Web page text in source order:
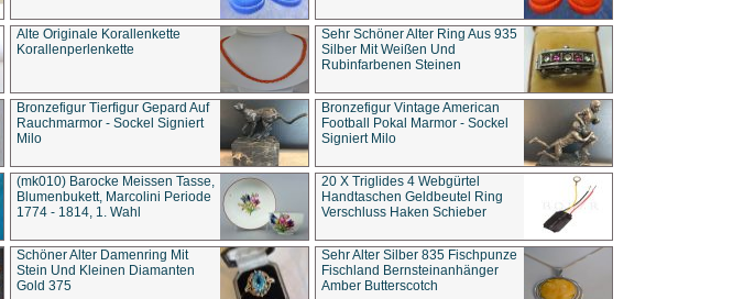
Alte Originale Korallenkette
Korallenperlenkette
Sehr Schöner Alter Ring Aus 935
Silber Mit Weißen Und
Rubinfarbenen Steinen
Bronzefigur Tierfigur Gepard Auf
Rauchmarmor - Sockel Signiert
Milo
Bronzefigur Vintage American
Football Pokal Marmor - Sockel
Signiert Milo
(mk010) Barocke Meissen Tasse,
Blumenbukett, Marcolini Periode
1774 - 1814, 1. Wahl
20 X Triglides 4 Webgürtel
Handtaschen Geldbeutel Ring
Verschluss Haken Schieber
Schöner Alter Damenring Mit
Stein Und Kleinen Diamanten
Gold 375
Sehr Alter Silber 835 Fischpunze
Fischland Bernsteinanhänger
Amber Butterscotch